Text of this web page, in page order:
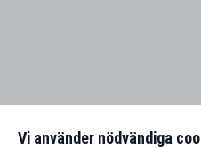
Vi använder nödvändiga